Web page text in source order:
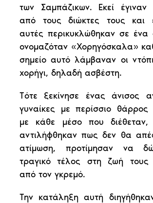
των Σαμπάζικων. Εκεί έγιναν
από τους διώκτες τους και
αυτές περικυκλώθηκαν σε ένα
ονομαζόταν «Χορηγόσκαλα»
σημείο αυτό λάμβαναν οι
χορήγι, δηλαδή ασβέστη.
Τότε ξεκίνησε ένας άνισος
γυναίκες με περίσσιο
με κάθε μέσο που
αντιλήφθηκαν πως δεν θα
ατίμωση, προτίμησαν να
τραγικό τέλος στη ζωή τους
από τον γκρεμό.
Την κατάληξη αυτή